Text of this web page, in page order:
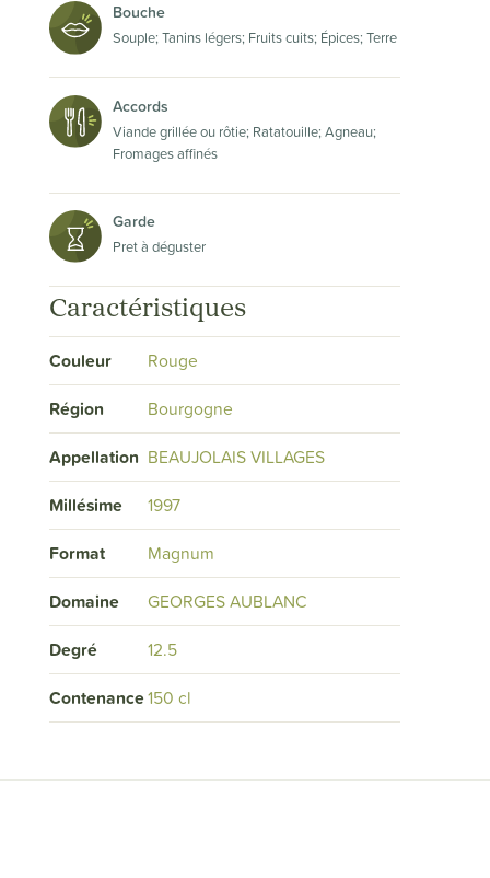
Bouche
Souple; Tanins légers; Fruits cuits; Épices; Terre
Accords
Viande grillée ou rôtie; Ratatouille; Agneau;
Fromages affinés
Garde
Pret à déguster
Caractéristiques
Couleur Rouge
Région Bourgogne
Appellation BEAUJOLAIS VILLAGES
Millésime 1997
Format Magnum
Domaine GEORGES AUBLANC
Degré 12.5
Contenance150 cl